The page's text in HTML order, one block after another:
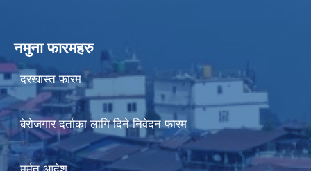
नमुना फारमहरु
दरखास्त फारम
बेरोजगार दर्ताका लागि दिने निवेदन फारम